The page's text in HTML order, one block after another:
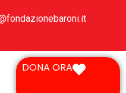
DONA ORA